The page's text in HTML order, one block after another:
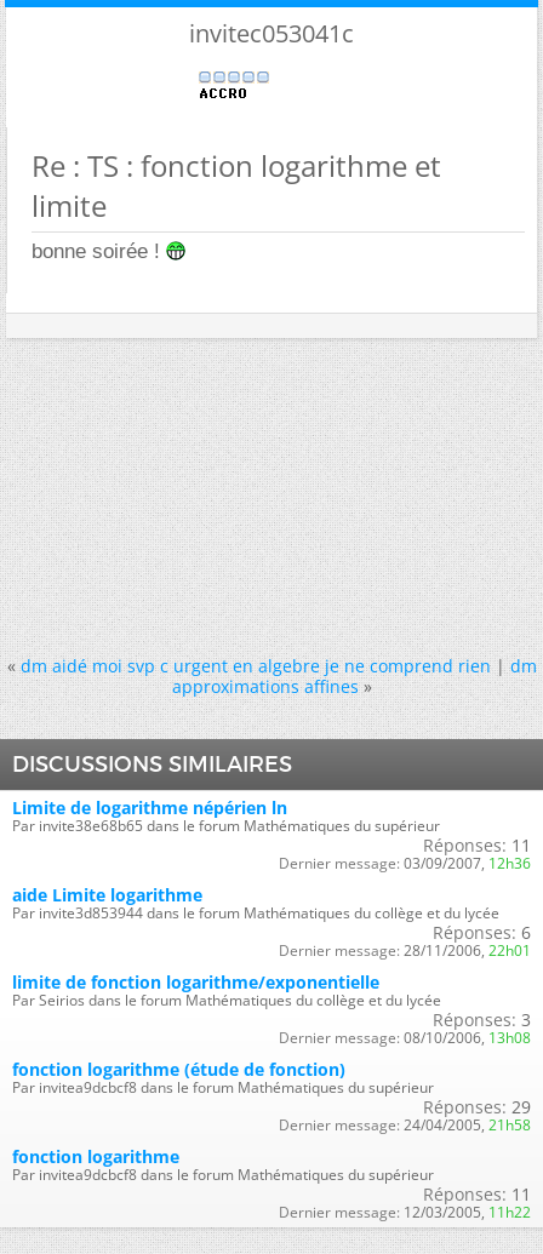
invitec053041c
Re : TS : fonction logarithme et
limite
bonne soirée !
« dm aidé moi svp c urgent en algebre je ne comprend rien|dm
approximations affines »
DISCUSSIONS SIMILAIRES
Limite de logarithme népérien ln
Par invite38e68b65 dans le forum Mathématiques du supérieur
Réponses: 11
Dernier message: 03/09/2007, 12h36
aide Limite logarithme
Par invite3d853944 dans le forum Mathématiques du collège et du lycée
Réponses: 6
Dernier message: 28/11/2006, 22h01
limite de fonction logarithme/exponentielle
Par Seirios dans le forum Mathématiques du collège et du lycée
Réponses: 3
Dernier message: 08/10/2006, 13h08
fonction logarithme (étude de fonction)
Par invitea9dcbcf8 dans le forum Mathématiques du supérieur
Réponses: 29
Dernier message: 24/04/2005, 21h58
fonction logarithme
Par invitea9dcbcf8 dans le forum Mathématiques du supérieur
Réponses: 11
Dernier message: 12/03/2005, 11h22